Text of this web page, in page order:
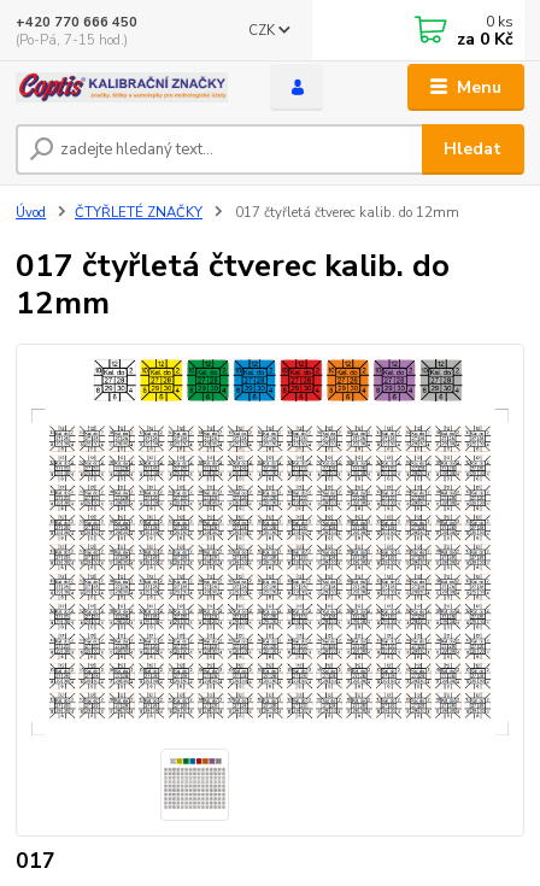
Menu
CZK
Hledat
+420 770 666 450
(Po-Pá, 7-15 hod.)
0 ks
za 0 Kč
Úvod ČTYŘLETÉ ZNAČKY 017 čtyřletá čtverec kalib. do 12mm
017 čtyřletá čtverec kalib. do
12mm
017